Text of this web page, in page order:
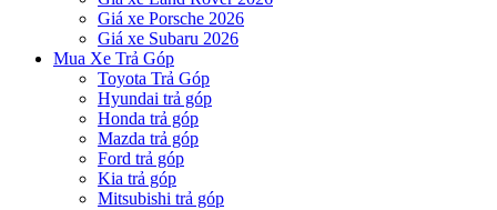
Giá xe Porsche 2026
Giá xe Subaru 2026
Mua Xe Trả Góp
Toyota Trả Góp
Hyundai trả góp
Honda trả góp
Mazda trả góp
Ford trả góp
Kia trả góp
Mitsubishi trả góp